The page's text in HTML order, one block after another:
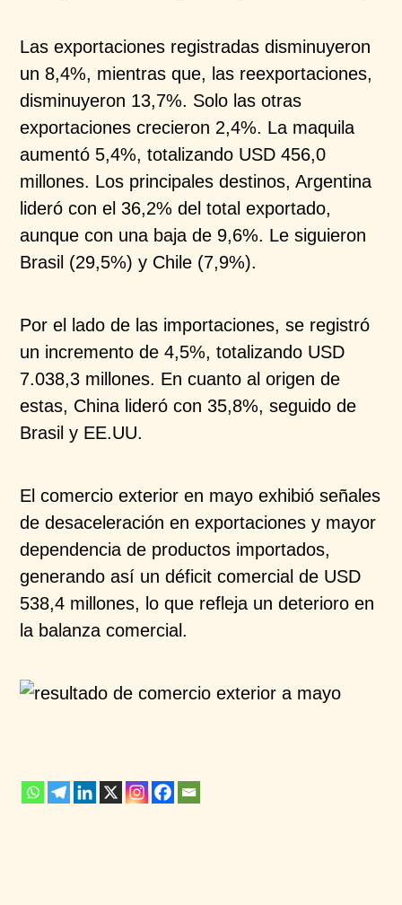
Las exportaciones registradas disminuyeron
un 8,4%, mientras que, las reexportaciones,
disminuyeron 13,7%. Solo las otras
exportaciones crecieron 2,4%. La maquila
aumentó 5,4%, totalizando USD 456,0
millones. Los principales destinos, Argentina
lideró con el 36,2% deltotal exportado,
aunque con una baja de 9,6%. Lesiguieron
Brasil (29,5%) y Chile (7,9%).
Por el lado de las importaciones, se registró
un incremento de 4,5%, totalizando USD
7.038,3 millones. En cuanto al origen de
estas, China lideró con 35,8%,seguido de
Brasil y EE.UU.
El comercio exterior en mayo exhibió señales
dedesaceleración en exportaciones y mayor
dependenciade productos importados,
generando así un déficitcomercial de USD
538,4 millones, lo que refleja undeterioro en
la balanza comercial.